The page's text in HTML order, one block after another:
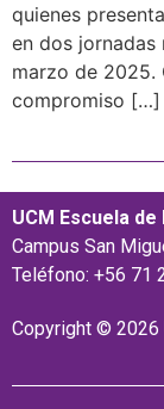
quienes
en dos jornadas
marzo de 2025.
compromiso […]
UCM Escuela
Campus San
Teléfono: +56 71
Copyright © 2026